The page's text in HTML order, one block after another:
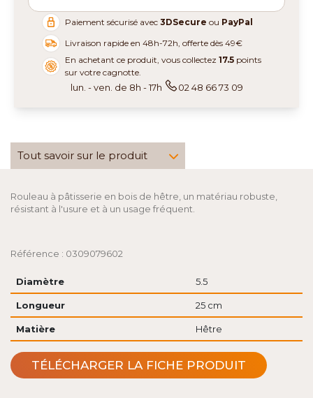
Paiement sécurisé avec3DSecure ou PayPal
Livraison rapide en 48h-72h, offerte dès 49€
En achetant ce produit, vous collectez17.5 points
sur votre cagnotte.
lun. - ven. de 8h - 17h 02 48 66 73 09
Tout savoir sur le produit
Rouleau à pâtisserie en bois de hêtre, un matériau robuste,
résistant à l'usure et à un usage fréquent.
Référence : 0309079602
Diamètre 5.5
Longueur 25 cm
Matière Hêtre
TÉLÉCHARGER LA FICHE PRODUIT